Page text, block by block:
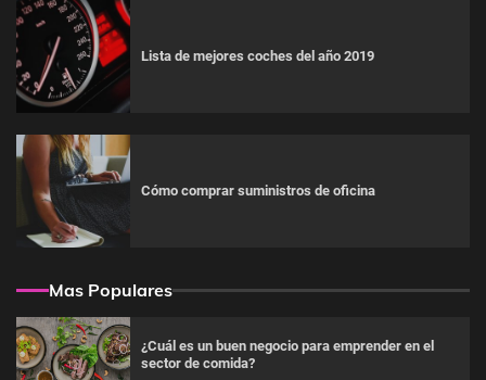
Lista de mejores coches del año 2019
Cómo comprar suministros de oficina
Mas Populares
¿Cuál es un buen negocio para emprender en el
sector de comida?